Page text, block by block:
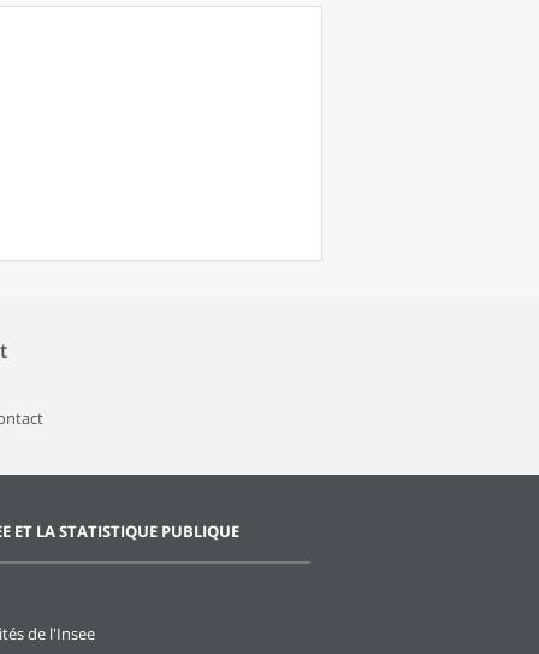
ET LA STATISTIQUE PUBLIQUE
de l'Insee